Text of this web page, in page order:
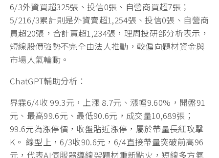
6/3外資買超325張、投信0張、自營商買超7張；
5/216/3累計則是外資賣超1,254張、投信0張、自營商
買超20張，合計賣超1,234張，理周投研部分析表示，
短線股價強勢不完全由法人推動，較偏向題材資金與
市場人氣輪動。
ChatGPT輔助分析：
界霖6/4收 99.3元，上漲 8.7元、漲幅9.60%，開盤91
元、最高99.6元、最低90.6元，成交量10,689張；
99.6元為漲停價，收盤貼近漲停，屬於帶量長紅攻擊
K。 線型上，6/3收90.6元，6/4直接帶量突破前高96
元，代表AI伺服器導線架題材重新點火，短線多方氣